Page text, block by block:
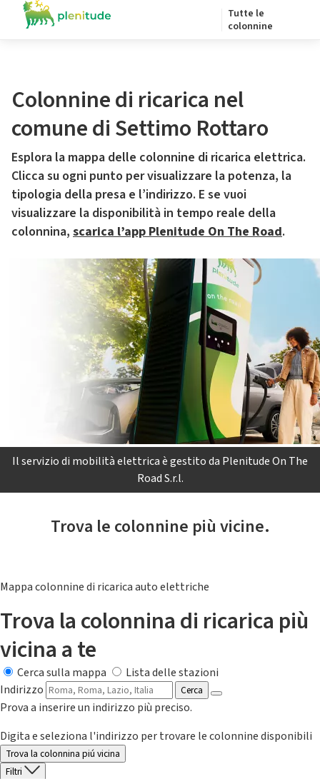
Tutte le
colonnine
Colonnine di ricarica nel
comune di Settimo Rottaro
Esplora la mappa delle colonnine di ricarica elettrica.
Clicca su ogni punto per visualizzare la potenza, la
tipologia della presa e l’indirizzo. E se vuoi
visualizzare la disponibilità in tempo reale della
colonnina, scarica l’app Plenitude On The Road.
Il servizio di mobilità elettrica è gestito da Plenitude On The
Road S.r.l.
Trova le colonnine più vicine.
Mappa colonnine di ricarica auto elettriche
Trova la colonnina di ricarica più
vicina a te
Cerca sulla mappa
Lista delle stazioni
Indirizzo
Cerca
Prova a inserire un indirizzo più preciso.
Digita e seleziona l'indirizzo per trovare le colonnine disponibili
Trova la colonnina piú vicina
Filtri